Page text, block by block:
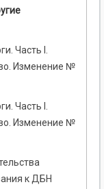
Часть I.
Изменение №
Часть I.
Изменение №
к ДБН